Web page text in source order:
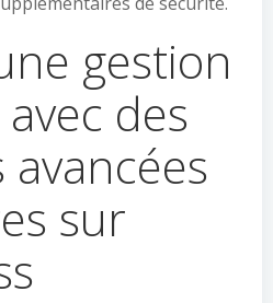
gestion
des
sur